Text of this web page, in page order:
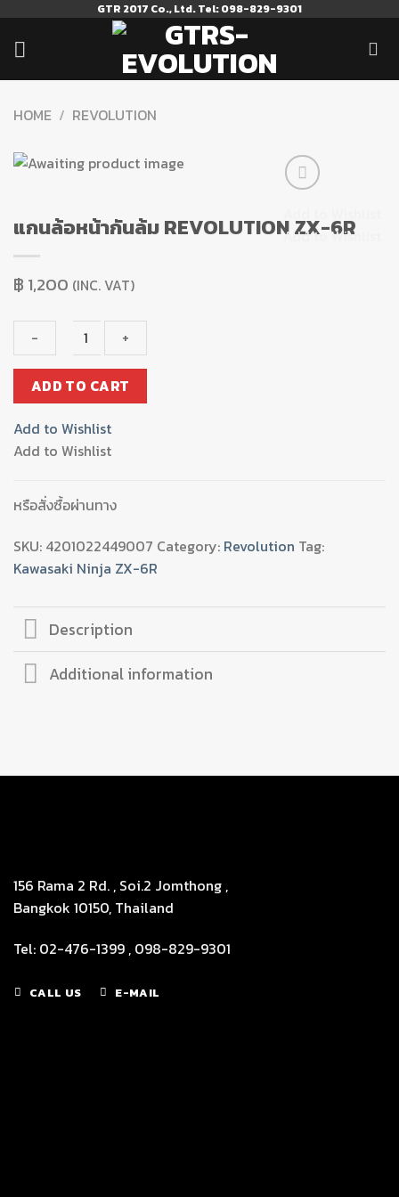
content
GTR 2017 Co., Ltd. Tel: 098-829-9301
HOME / REVOLUTION
Add to Wishlist
แกนล้อหน้ากันล้ม REVOLUTION ZX-6R
฿ 1,200 (INC. VAT)
แกน
กัน
ล้ม
ZX-
quantity
ADD TO CART
Add to Wishlist
Add to Wishlist
หรือสั่งซื้อผ่านทาง
SKU: 4201022449007 Category: Revolution Tag:
Kawasaki Ninja ZX-6R
Description
Additional information
156 Rama 2 Rd. , Soi.2 Jomthong ,
Bangkok 10150, Thailand
Tel: 02-476-1399 , 098-829-9301
CALL US E-MAIL